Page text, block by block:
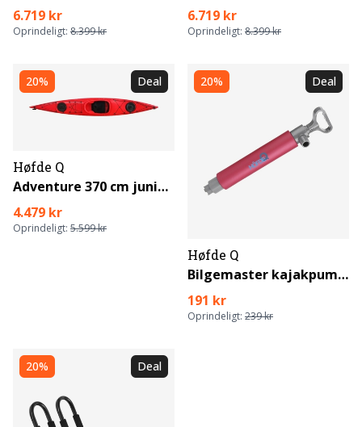
6.719 kr
Oprindeligt: 8.399 kr
6.719 kr
Oprindeligt: 8.399 kr
20% Deal
Høfde Q
Adventure 370 cm junior kajak
4.479 kr
Oprindeligt: 5.599 kr
20% Deal
Høfde Q
Bilgemaster kajakpumpe
191 kr
Oprindeligt: 239 kr
20% Deal